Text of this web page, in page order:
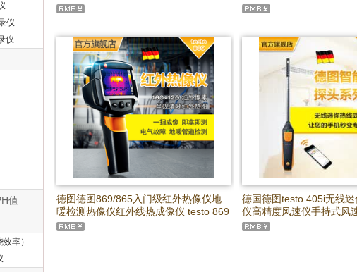
仪
仪
值
率）
德图德图869/865入门级红外热像仪地
暖检测热像仪红外线热成像仪 testo 869
红外热像仪
德国德图testo 405i无线
仪高精度风速仪手持式风
405i 单机版